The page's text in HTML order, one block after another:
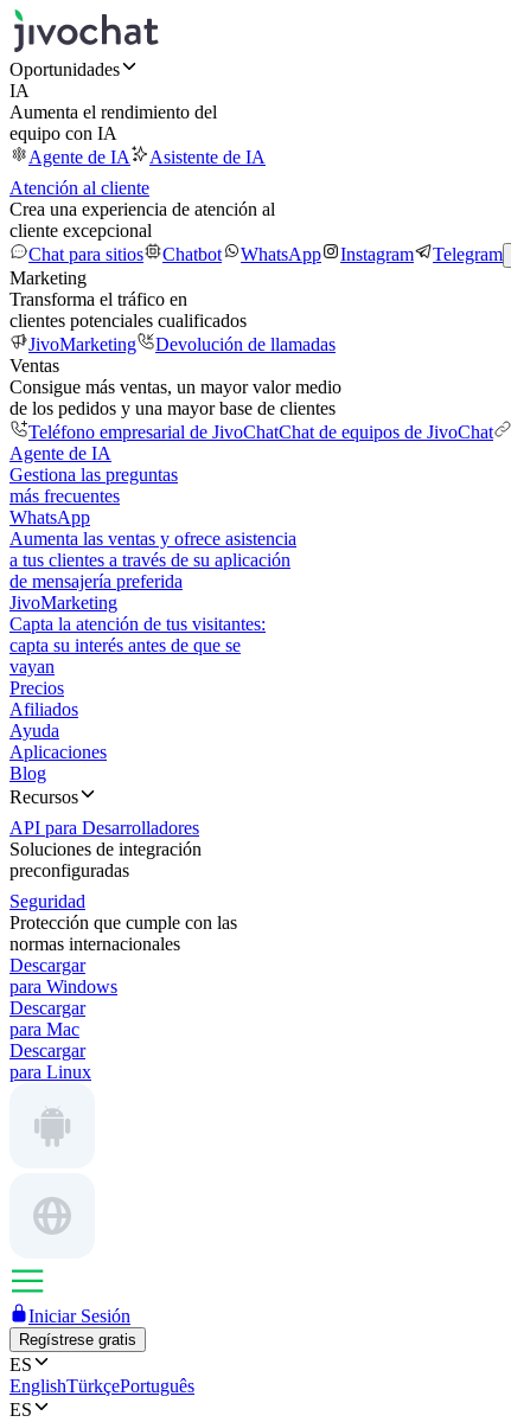
Oportunidades
IA
Aumenta el rendimiento del
equipo con IA
Agente de IA
Asistente de IA
Atención al cliente
Crea una experiencia de atención al
cliente excepcional
Chat para sitios
Chatbot WhatsApp Instagram Telegram
Marketing
Transforma el tráfico en
clientes potenciales cualificados
JivoMarketing
Devolución de llamadas
Ventas
Consigue más ventas, un mayor valor medio
de los pedidos y una mayor base de clientes
Teléfono empresarial de JivoChatChat de equipos de JivoChat
Agente de IA
Gestiona las preguntas
más frecuentes
WhatsApp
Aumenta las ventas y ofrece asistencia
a tus clientes a través de su aplicación
de mensajería preferida
JivoMarketing
Capta la atención de tus visitantes:
capta su interés antes de que se
vayan
Precios
Afiliados
Ayuda
Aplicaciones
Blog
Recursos
API para Desarrolladores
Soluciones de integración
preconfiguradas
Seguridad
Protección que cumple con las
normas internacionales
Descargar
para Windows
Descargar
para Mac
Descargar
para Linux
Iniciar Sesión
Regístrese gratis
ES
EnglishTürkçePortuguês
ES